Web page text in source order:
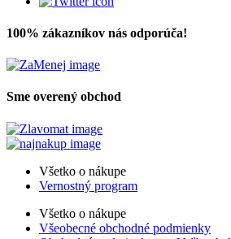
100% zákazníkov nás odporúča!
Sme overený obchod
Všetko o nákupe
Vernostný program
Všetko o nákupe
Všeobecné obchodné podmienky